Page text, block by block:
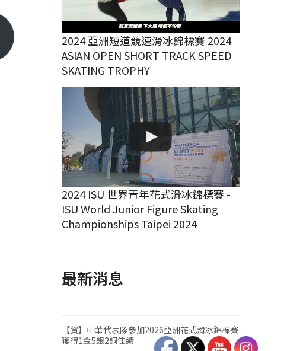
2024 亞洲短道競速滑冰錦標賽 2024
ASIAN OPEN SHORT TRACK SPEED
SKATING TROPHY
2024 ISU 世界青年花式滑冰錦標賽 -
ISU World Junior Figure Skating
Championships Taipei 2024
最新消息
【賀】中華代表隊參加2026亞洲花式滑冰錦標賽
獲得1金5銀2銅佳績